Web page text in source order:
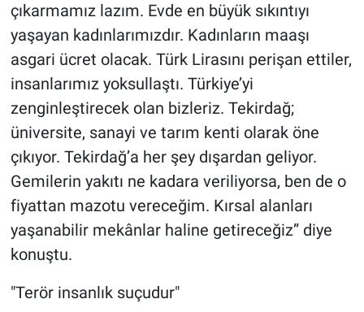
çıkarmamız lazım. Evde en büyük sıkıntıyı
yaşayan kadınlarımızdır. Kadınların maaşı
asgari ücret olacak. Türk Lirasını perişan ettiler,
insanlarımız yoksullaştı. Türkiye’yi
zenginleştirecek olan bizleriz. Tekirdağ;
üniversite, sanayi ve tarım kenti olarak öne
çıkıyor. Tekirdağ’a her şey dışardan geliyor.
Gemilerin yakıtı ne kadara veriliyorsa, ben de o
fiyattan mazotu vereceğim. Kırsal alanları
yaşanabilir mekânlar haline getireceğiz” diye
konuştu.
"Terör insanlık suçudur"